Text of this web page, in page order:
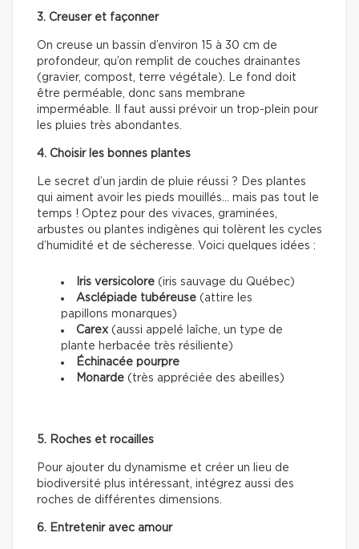
3. Creuser et façonner
On creuse un bassin d’environ 15 à 30 cm de
profondeur, qu’on remplit de couches drainantes
(gravier, compost, terre végétale). Le fond doit
être perméable, donc sans membrane
imperméable. Il faut aussi prévoir un trop-plein pour
les pluies très abondantes.
4. Choisir les bonnes plantes
Le secret d’un jardin de pluie réussi ? Des plantes
qui aiment avoir les pieds mouillés… mais pas tout le
temps ! Optez pour des vivaces, graminées,
arbustes ou plantes indigènes qui tolèrent les cycles
d’humidité et de sécheresse. Voici quelques idées :
Iris versicolore (iris sauvage du Québec)
Asclépiade tubéreuse (attire les
papillons monarques)
Carex (aussi appelé laîche, un type de
plante herbacée très résiliente)
Échinacée pourpre
Monarde (très appréciée des abeilles)
5. Roches et rocailles
Pour ajouter du dynamisme et créer un lieu de
biodiversité plus intéressant, intégrez aussi des
roches de différentes dimensions.
6. Entretenir avec amour